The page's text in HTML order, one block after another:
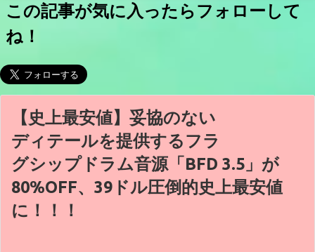
この記事が気に入ったらフォローして
ね！
【史上最安値】妥協のない
ディテールを提供するフラ
グシップドラム音源「BFD 3.5」が
80%OFF、39ドル圧倒的史上最安値
に！！！